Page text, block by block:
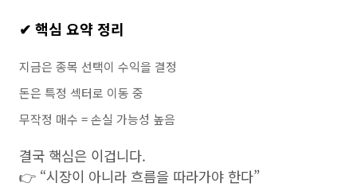
✔ 핵심 요약 정리
지금은 종목 선택이 수익을 결정
돈은 특정 섹터로 이동 중
무작정 매수 = 손실 가능성 높음
결국 핵심은 이겁니다.
👉 “시장이 아니라 흐름을 따라가야 한다”